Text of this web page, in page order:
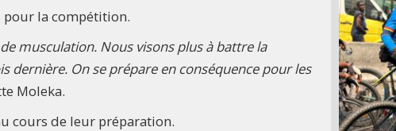
pour la compétition.
musculation. Nous visons plus à battre la
dernière. On se prépare en conséquence pour les
Moleka.
cours de leur préparation.